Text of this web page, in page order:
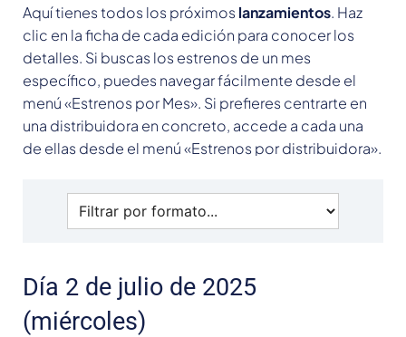
Aquí tienes todos los próximos lanzamientos. Haz
clic en la ficha de cada edición para conocer los
detalles. Si buscas los estrenos de un mes
específico, puedes navegar fácilmente desde el
menú «Estrenos por Mes». Si prefieres centrarte en
una distribuidora en concreto, accede a cada una
de ellas desde el menú «Estrenos por distribuidora».
Día 2 de julio de 2025
(miércoles)